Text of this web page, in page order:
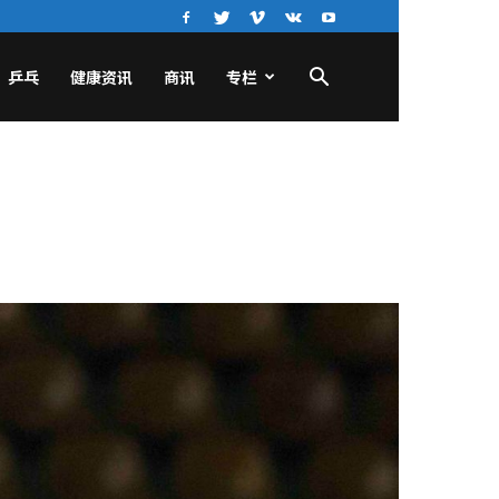
乒乓 健康资讯 商讯 专栏